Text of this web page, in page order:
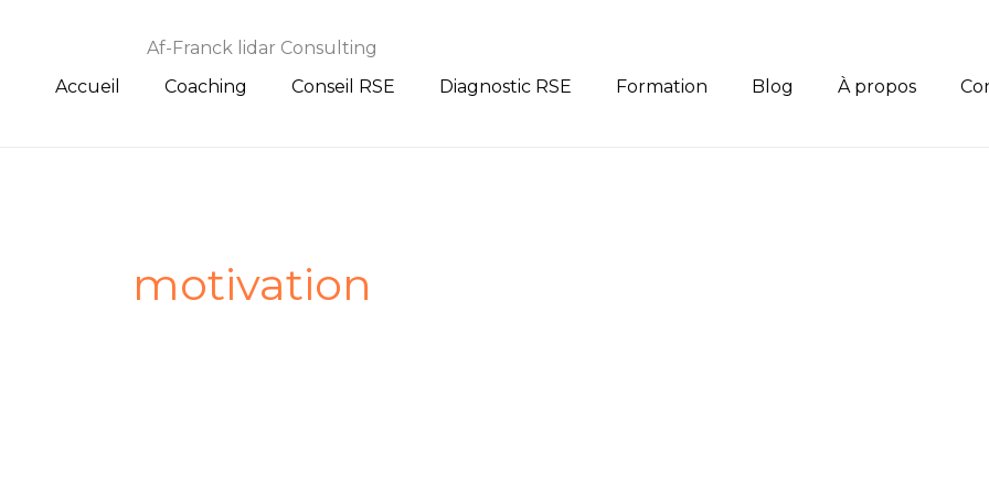
Af-Franck lidar Consulting
Accueil
Coaching Conseil RSE Diagnostic RSE Formation Blog À propos
motivation